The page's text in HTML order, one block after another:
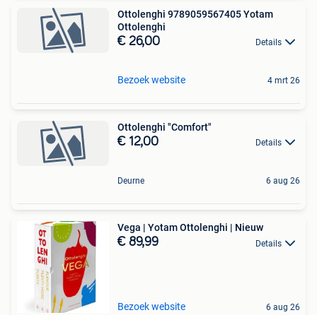
Ottolenghi 9789059567405 Yotam
Ottolenghi
€ 26,00 Details
Bezoek website 4 mrt 26
Ottolenghi "Comfort"
€ 12,00 Details
Deurne 6 aug 26
Vega | Yotam Ottolenghi | Nieuw
€ 89,99 Details
Bezoek website 6 aug 26